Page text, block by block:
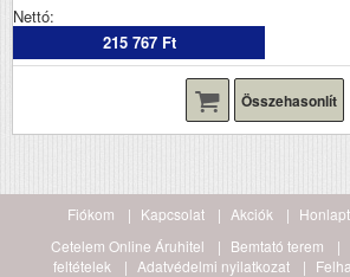
Nettó:
215 767 Ft
Összehasonlít
Fiókom Kapcsolat Akciók
Cetelem Online Áruhitel
Bemtató terem
feltételek
Adatvédelmi nyilatkozat